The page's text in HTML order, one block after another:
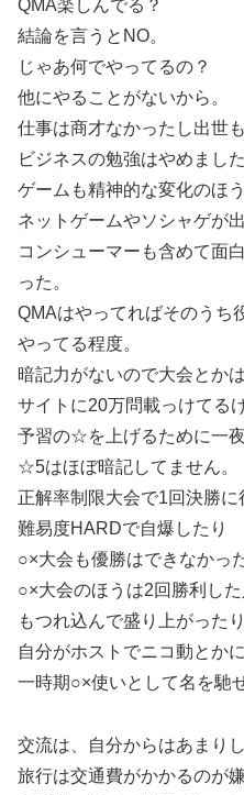
QMA楽しんでる？
結論を言うとNO。
じゃあ何でやってるの？
他にやることがないから。
仕事は商才なかったし出世
ビジネスの勉強はやめました
ゲームも精神的な変化のほ
ネットゲームやソシャゲが
コンシューマーも含めて面
った。
QMAはやってればそのうち
やってる程度。
暗記力がないので大会とか
サイトに20万問載っけてる
予習の☆を上げるために一
☆5はほぼ暗記してません。
正解率制限大会で1回決勝に
難易度HARDで自爆したり
○×大会も優勝はできなかっ
○×大会のほうは2回勝利し
もつれ込んで盛り上がったり
自分がホストでニコ動とか
一時期○×使いとして名を馳
交流は、自分からはあまり
旅行は交通費がかかるのが嫌